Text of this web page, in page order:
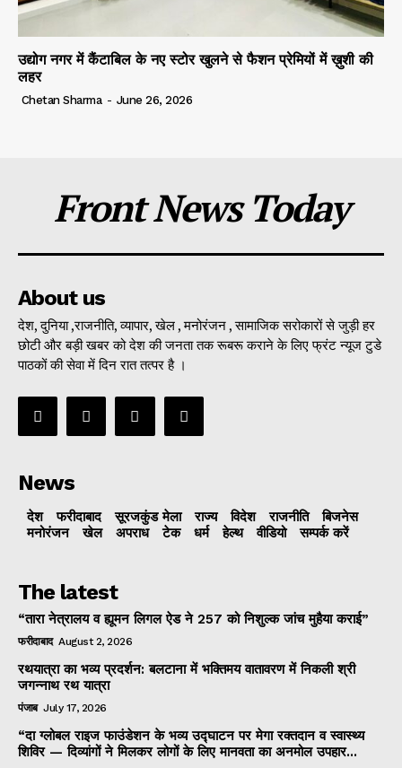
उद्योग नगर में कैंटाबिल के नए स्टोर खुलने से फैशन प्रेमियों में ख़ुशी की
लहर
Chetan Sharma - June 26, 2026
Front News Today
About us
देश, दुनिया ,राजनीति, व्यापार, खेल , मनोरंजन , सामाजिक सरोकारों से जुड़ी हर
छोटी और बड़ी खबर को देश की जनता तक रूबरू कराने के लिए फ्रंट न्यूज टुडे
पाठकों की सेवा में दिन रात तत्पर है ।
News
देश फरीदाबाद सूरजकुंड मेला राज्‍य विदेश राजनीति
बिजनेस
मनोरंजन
खेल अपराध टेक धर्म हेल्थ वीडियो सम्पर्क करें
The latest
“तारा नेत्रालय व ह्यूमन लिगल ऐड ने 257 को निशुल्क जांच मुहैया कराई”
फरीदाबाद August 2, 2026
रथयात्रा का भव्य प्रदर्शन: बलटाना में भक्तिमय वातावरण में निकली श्री
जगन्नाथ रथ यात्रा
पंजाब July 17, 2026
“दा ग्लोबल राइज फाउंडेशन के भव्य उद्घाटन पर मेगा रक्तदान व स्वास्थ्य
शिविर — दिव्यांगों ने मिलकर लोगों के लिए मानवता का अनमोल उपहार...